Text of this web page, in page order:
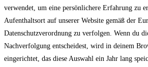
verwendet, um eine persönlichere Erfahrung zu
Aufenthaltsort auf unserer Website gemäß der
Datenschutzverordnung zu verfolgen. Wenn du
Nachverfolgung entscheidest, wird in deinem
eingerichtet, das diese Auswahl ein Jahr lang